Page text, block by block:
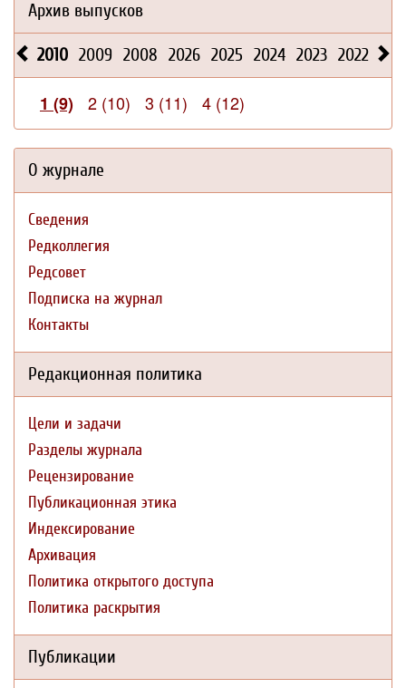
Архив выпусков
2010 2009 2008 2026 2025 2024 2023 2022
1 (9) 2 (10) 3 (11) 4 (12)
О журнале
Сведения
Редколлегия
Редсовет
Подписка на журнал
Контакты
Редакционная политика
Цели и задачи
Разделы журнала
Рецензирование
Публикационная этика
Индексирование
Архивация
Политика открытого доступа
Политика раскрытия
Публикации